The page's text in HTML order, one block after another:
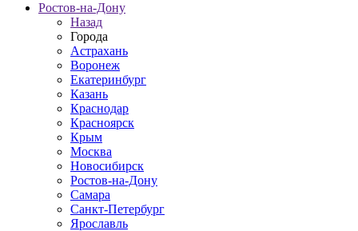
Ростов-на-Дону
Назад
Города
Астрахань
Воронеж
Екатеринбург
Казань
Краснодар
Красноярск
Крым
Москва
Новосибирск
Ростов-на-Дону
Самара
Санкт-Петербург
Ярославль